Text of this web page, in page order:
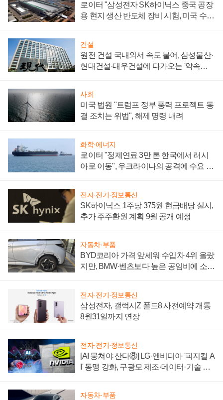
로이터 "삼성전자 SK하이닉스 중국 공장
용 현지 생산 반도체 장비 시험, 미국 수출
건설
원전 건설 국내외서 속도 붙어, 삼성물산·
현대건설·대우건설에 다가오는 '약속의
사회
미국 법원 "트럼프 정부 풍력 프로젝트 동
결 조치는 위법", 해제 명령 내려
화학·에너지
로이터 "정제연료 3만 톤 한국에서 러시
아로 이동", 우크라이나의 공격에 수요 늘
전자·전기·정보통신
SK하이닉스 1주당 375원 현금배당 실시,
추가 주주환원 계획 9월 공개 예정
자동차·부품
BYD코리아 가격 앞세워 수입차 4위 올랐
지만, BMW·벤츠보다 높은 공임비에 소비
전자·전기·정보통신
삼성전자, 갤럭시Z 폴드8 사전예약 개통
8월31일까지 연장
전자·전기·정보통신
[AI 뭉쳐야 산다⑧] LG·엔비디아 '피지컬 A
I' 동맹 강화, 구광모 제조·데이터·기술 결
자동차·부품